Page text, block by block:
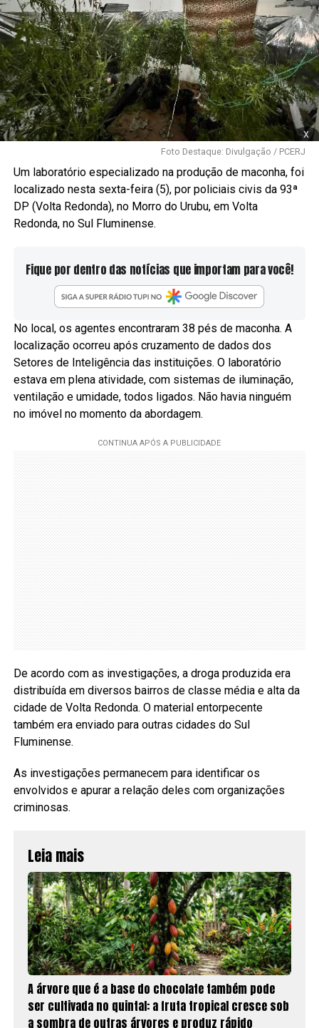
x
Foto Destaque: Divulgação / PCERJ
Um laboratório especializado na produção de maconha, foi
localizado nesta sexta-feira (5), por policiais civis da 93ª
DP (Volta Redonda), no Morro do Urubu, em Volta
Redonda, no Sul Fluminense.
Fique por dentro das notícias que importam para você!
No local, os agentes encontraram 38 pés de maconha. A
localização ocorreu após cruzamento de dados dos
Setores de Inteligência das instituições. O laboratório
estava em plena atividade, com sistemas de iluminação,
ventilação e umidade, todos ligados. Não havia ninguém
no imóvel no momento da abordagem.
De acordo com as investigações, a droga produzida era
distribuída em diversos bairros de classe média e alta da
cidade de Volta Redonda. O material entorpecente
também era enviado para outras cidades do Sul
Fluminense.
As investigações permanecem para identificar os
envolvidos e apurar a relação deles com organizações
criminosas.
Leia mais
A árvore que é a base do chocolate também pode
ser cultivada no quintal: a fruta tropical cresce sob
a sombra de outras árvores e produz rápido